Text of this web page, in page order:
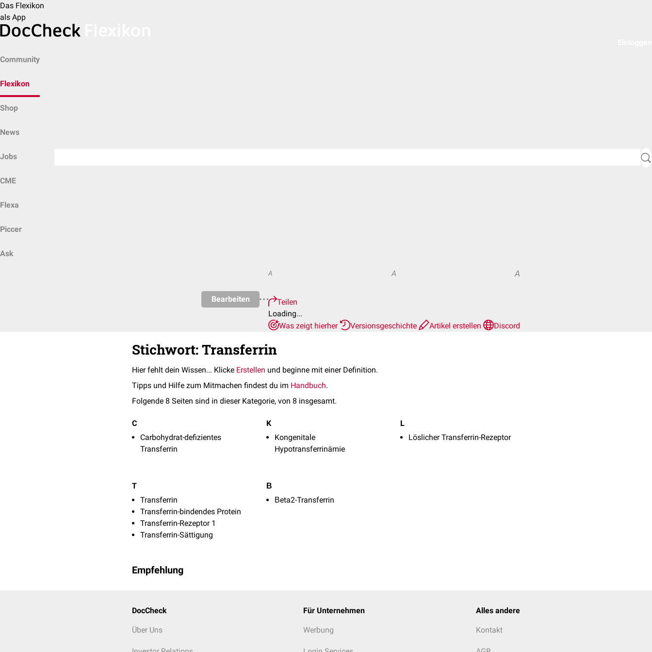
Das Flexikon
als App
Community
Flexikon
Shop
News
Jobs
CME
Flexa
Piccer
Ask
Bearbeiten
A A A
Teilen
Loading...
Was zeigt hierher
Versionsgeschichte Artikel erstellen Discord
Stichwort: Transferrin
Hier fehlt dein Wissen... Klicke Erstellen und beginne mit einer Definition.
Tipps und Hilfe zum Mitmachen findest du im Handbuch.
Folgende 8 Seiten sind in dieser Kategorie, von 8 insgesamt.
C
Carbohydrat-defizientes
Transferrin
K
Kongenitale
Hypotransferrinämie
L
Löslicher Transferrin-Rezeptor
T
Transferrin
Transferrin-bindendes Protein
Transferrin-Rezeptor 1
Transferrin-Sättigung
Β
Βeta2-Transferrin
Empfehlung
DocCheck
Über Uns
Für Unternehmen
Werbung
Alles andere
Kontakt